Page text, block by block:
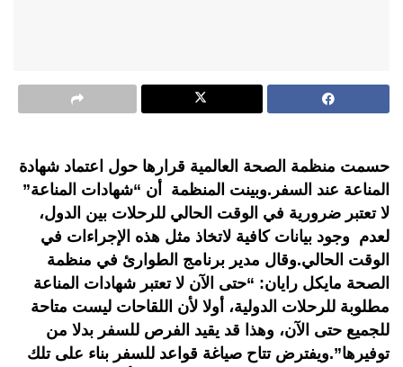
حسمت منظمة الصحة العالمية قرارها حول اعتماد شهادة
المناعة عند السفر.وبينت المنظمة أن “شهادات المناعة”
لا تعتبر ضرورية في الوقت الحالي للرحلات بين الدول،
لعدم وجود بيانات كافية لاتخاذ مثل هذه الإجراءات في
الوقت الحالي.وقال مدير برنامج الطوارئ في منظمة
الصحة مايكل رايان: “حتى الآن لا تعتبر شهادات المناعة
مطلوبة للرحلات الدولية، أولا لأن اللقاحات ليست متاحة
للجميع حتى الآن، وهذا قد يقيد الفرص للسفر بدلا من
توفيرها”.ويفترض تتاح صياغة قواعد للسفر بناء على تلك